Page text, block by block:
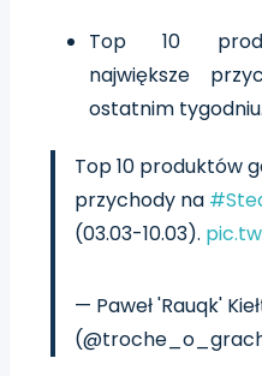
Top 10
największe
ostatnim tygodniu.
Top 10 produktów
przychody na
(03.03-10.03).
— Paweł 'Rauqk'